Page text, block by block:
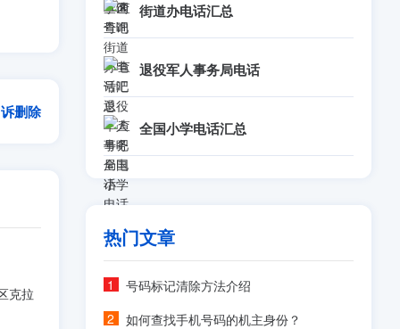
删除
克拉
街道办电话汇总
退役军人事务局电话
全国小学电话汇总
热门文章
号码标记清除方法介绍
如何查找手机号码的机主身份？